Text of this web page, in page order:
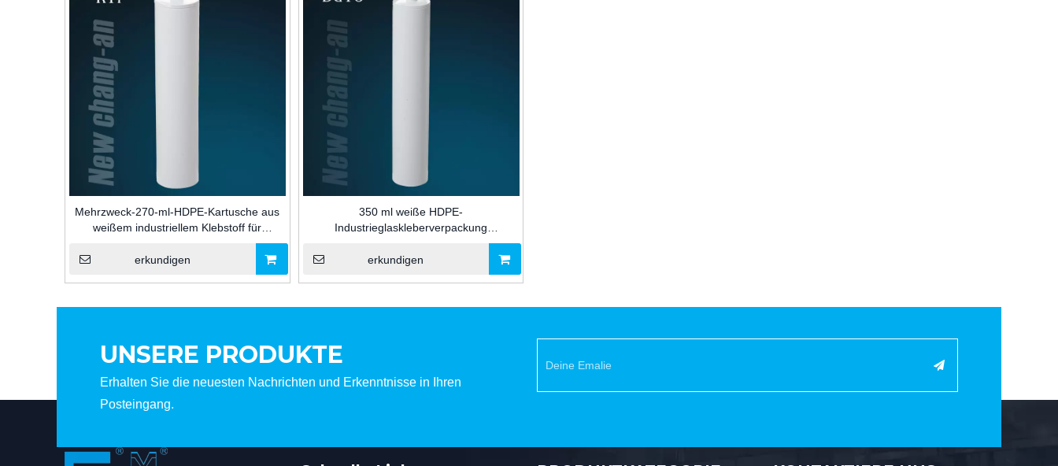
Mehrzweck-270-ml-HDPE-Kartusche aus
weißem industriellem Klebstoff für
erkundigen
350 ml weiße HDPE-
Industrieglaskleberverpackung
Plastikpatrone für Silikondichtmittel mit In-
Mold-markierter Dekoration
erkundigen
UNSERE PRODUKTE
Erhalten Sie die neuesten Nachrichten und Erkenntnisse in Ihren
Posteingang.